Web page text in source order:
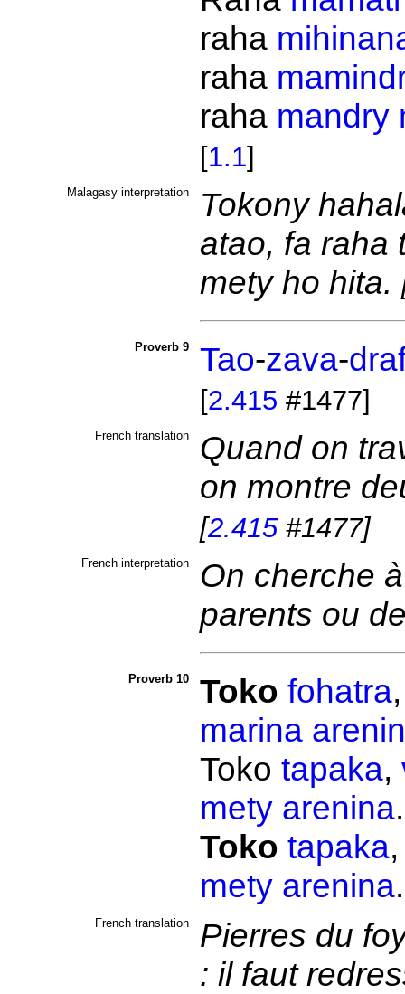
raha
raha
raha mandry
[1.1]
Malagasy interpretation
Tokony
atao, fa raha
mety ho hita.
Proverb 9 Tao-zava-
[2.415 #1477]
French translation
Quand on
on montre
[2.415#1477]
French interpretation
On cherche
parents ou
Proverb 10 Toko fohatra
marina
Toko tapaka,
mety arenina
Toko tapaka
mety arenina
French translation
Pierres du
: il faut